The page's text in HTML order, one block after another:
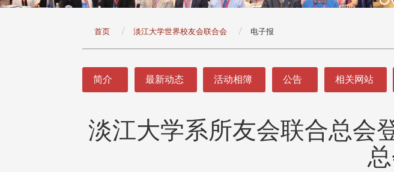
首页 淡江大学世界校友会联合会 电子报
简介 最新动态 活动相簿 公告 相关网站
淡江大学系所友会联合总会